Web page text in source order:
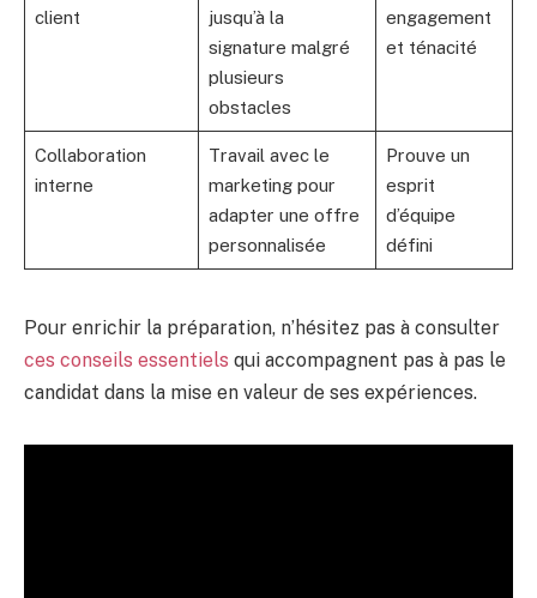
client
jusqu’à la
signature malgré
plusieurs
obstacles
engagement
et ténacité
Collaboration
interne
Travail avec le
marketing pour
adapter une offre
personnalisée
Prouve un
esprit
d’équipe
défini
Pour enrichir la préparation, n’hésitez pas à consulter
ces conseils essentiels qui accompagnent pas à pas le
candidat dans la mise en valeur de ses expériences.